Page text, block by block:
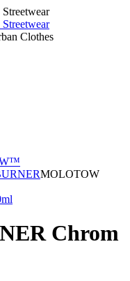
Clothes
MOLOTOW
Chrom